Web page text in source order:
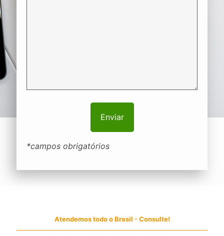
*campos obrigatórios
Atendemos todo o Brasil - Consulte!